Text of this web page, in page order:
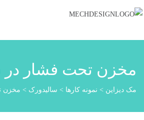
مخزن تحت فشار در
مک دیزاین > نمونه کارها > سالیدورک > مخزن